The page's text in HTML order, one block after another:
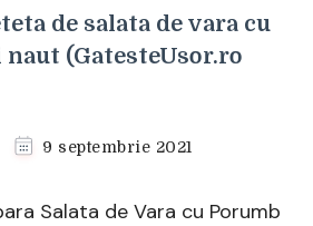
de salata de vara cu
(GatesteUsor.ro
9 septembrie 2021
Salata de Vara cu Porumb